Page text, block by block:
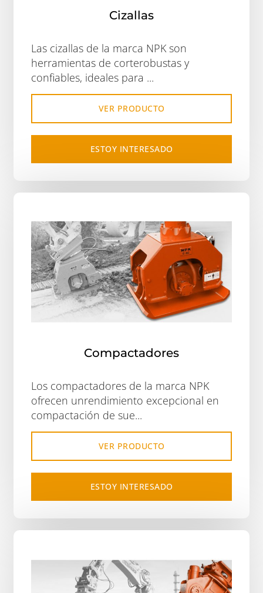
Cizallas
Las cizallas de la marca NPK son
herramientas de corterobustas y
confiables, ideales para ...
VER PRODUCTO
ESTOY INTERESADO
Compactadores
Los compactadores de la marca NPK
ofrecen unrendimiento excepcional en
compactación de sue...
VER PRODUCTO
ESTOY INTERESADO